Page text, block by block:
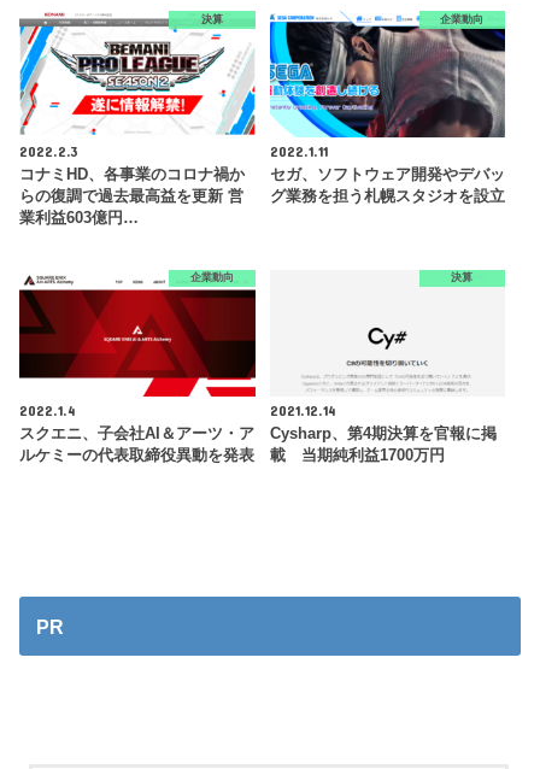
決算
2022.2.3
コナミHD、各事業のコロナ禍か
らの復調で過去最高益を更新 営
業利益603億円…
企業動向
2022.1.11
セガ、ソフトウェア開発やデバッ
グ業務を担う札幌スタジオを設立
企業動向
2022.1.4
スクエニ、子会社AI＆アーツ・ア
ルケミーの代表取締役異動を発表
決算
2021.12.14
Cysharp、第4期決算を官報に掲
載 当期純利益1700万円
PR